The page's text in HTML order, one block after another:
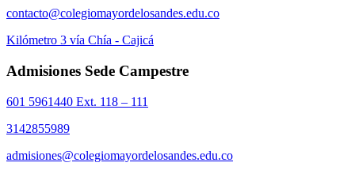
contacto@colegiomayordelosandes.edu.co
Kilómetro 3 vía Chía - Cajicá
Admisiones Sede Campestre
601 5961440 Ext. 118 – 111
3142855989
admisiones@colegiomayordelosandes.edu.co